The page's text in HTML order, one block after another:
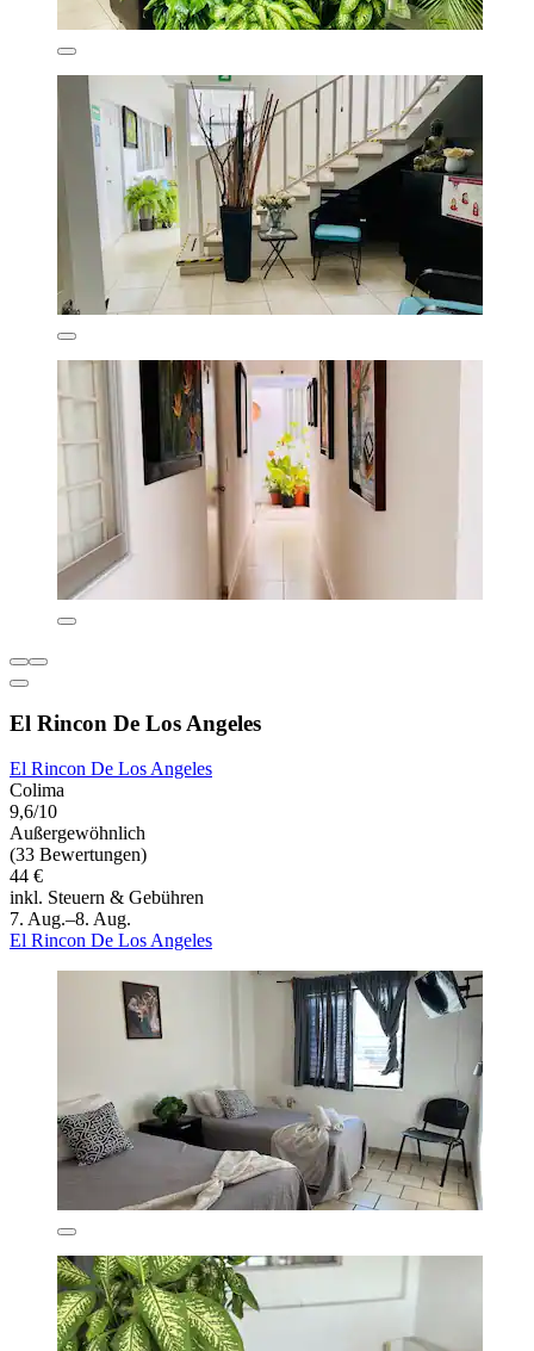
El Rincon De Los Angeles
El Rincon De Los Angeles
Colima
9,6/10
Außergewöhnlich
(33 Bewertungen)
44 €
inkl. Steuern & Gebühren
7. Aug.–8. Aug.
El Rincon De Los Angeles